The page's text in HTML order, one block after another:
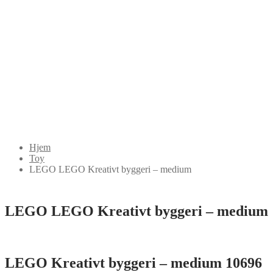
Hjem
Toy
LEGO LEGO Kreativt byggeri – medium
LEGO LEGO Kreativt byggeri – medium
LEGO Kreativt byggeri – medium 10696